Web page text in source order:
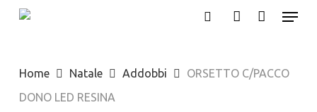
Skip
content
Menu
Home Natale Addobbi
ORSETTO C/PACCO
DONO LED RESINA